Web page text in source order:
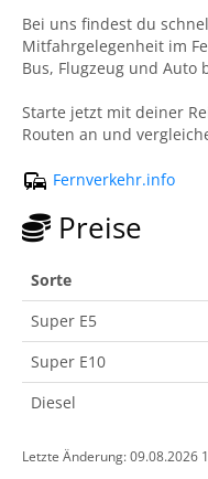
Bei uns findest du
Mitfahrgelegenheit im
Bus, Flugzeug und Auto
Starte jetzt mit deiner
Routen an und
Fernverkehr.info
Preise
Sorte
Super E5
Super E10
Diesel
Letzte Änderung: 09.08.2026